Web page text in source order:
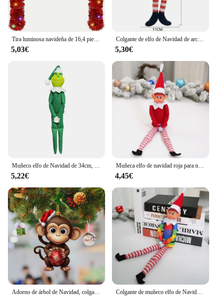
5,03€
Colgante de elfo de Navidad de arcoíris, productos de decoración navideña, colgante de elfo, colgante de elfo, nuevo
5,30€
5,22€
Muñeca elfo de navidad roja para niños y niñas, juego de muñecas de regalo de Año Nuevo, accesorios de muñeca, adornos de fiesta en casa de escritorio, 2025
4,45€
Colgante de muñeco elfo de Navidad, muñeco de hadas, decoración navideña, accesorios para muñecas, adornos de escritorio, decoraciones para el hogar, novedad de 2024